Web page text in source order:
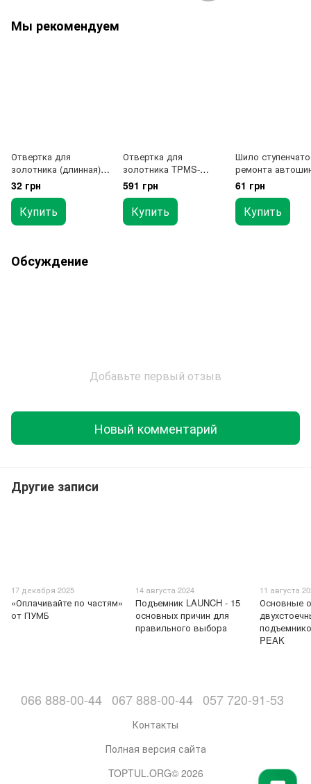
Мы рекомендуем
Отвертка для
золотника (длинная)
170мм AIRKRAFT VTC-
32 грн
Купить
Отвертка для
золотника TPMS-
датчиков с
ограничителем
момента 0,45Nm
TOPTUL JEBB0105
591 грн
Купить
Шило
ремонта
61 грн
Купить
Обсуждение
Добавьте первый отзыв
Новый комментарий
Другие записи
17 декабря 2025
«Оплачивайте по частям»
от ПУМБ
14 августа 2024
Подъемник LAUNCH - 15
основных причин для
правильного выбора
11 августа
Основные
PEAK
066 888-00-44 067 888-00-44 057 720-91-53
Контакты
Полная версия сайта
TOPTUL.ORG© 2026